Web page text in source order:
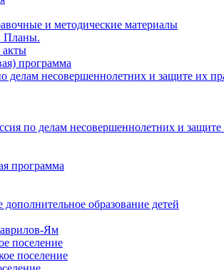
и методические материалы
Планы.
акты
программа
делам несовершеннолетних и защите их
по делам несовершеннолетних и
программа
образование детей
Ям
поселение
поселение